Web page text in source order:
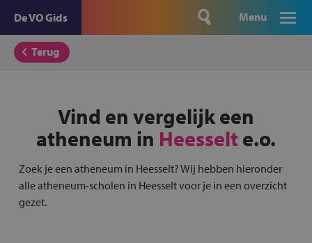
De VO Gids Menu
Terug
Vind en vergelijk een
atheneum in Heesselt e.o.
Zoek je een atheneum in Heesselt? Wij hebben hieronder
alle atheneum-scholen in Heesselt voor je in een overzicht
gezet.